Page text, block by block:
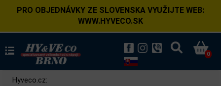
PRO OBJEDNÁVKY ZE SLOVENSKA VYUŽIJTE WEB:
WWW.HYVECO.SK
0
Hyveco.cz: